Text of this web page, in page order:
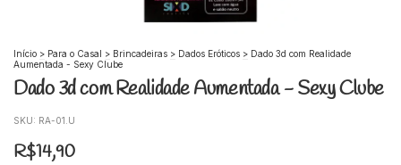
Início > Para o Casal > Brincadeiras > Dados Eróticos > Dado 3d com Realidade
Aumentada - Sexy Clube
Dado 3d com Realidade Aumentada - Sexy Clube
SKU: RA-01.U
R$14,90